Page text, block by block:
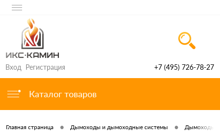
Вход Регистрация +7 (495) 726-78-27
Каталог товаров
Главная страница • Дымоходы и дымоходные системы • Дымоходы